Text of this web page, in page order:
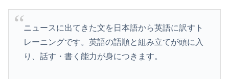
ニュースに出てきた文を日本語から英語に訳すト
レーニングです。英語の語順と組み立てが頭に入
り、話す・書く能力が身につきます。